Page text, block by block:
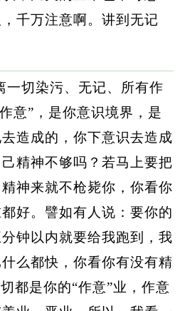
千万注意啊。讲到无记
一切染污、无记、所有作
意”，是你意识境界，是
造成的，你下意识去造成
精神不够吗？若马上要把
神来就不枪毙你，你看你
好。譬如有人说：要你的
钟以内就要给我跑到，我
么都快，你看你有没有精
都是你的“作意”业，作意